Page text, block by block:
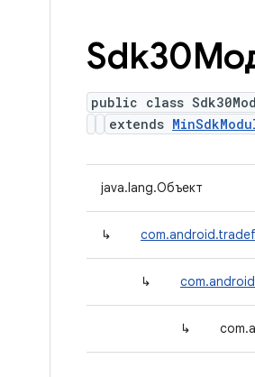
public class
extends
java.lang.Объект
↳
↳
↳